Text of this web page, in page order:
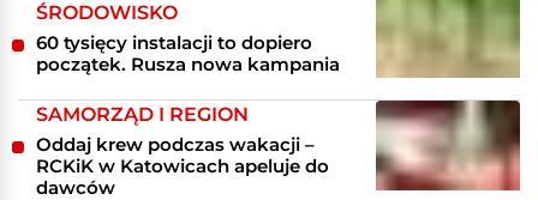
ŚRODOWISKO
60 tysięcy instalacji to dopiero
początek. Rusza nowa kampania
SAMORZĄD I REGION
Oddaj krew podczas wakacji –
RCKiK w Katowicach apeluje do
dawców